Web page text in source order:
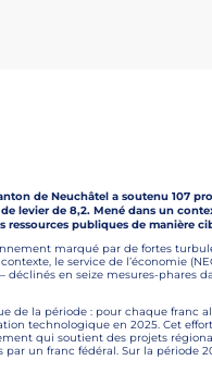
de Neuchâtel a soutenu 107
levier de 8,2. Mené dans un
publiques de manière
marqué par de fortes
le service de l’économie
en seize mesures-phares
de la période : pour chaque franc
technologique en 2025. Cet
qui soutient des projets
un franc fédéral. Sur la période